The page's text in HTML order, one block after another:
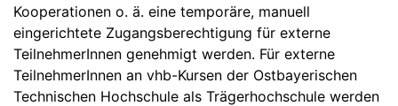
Kooperationen o. ä. eine temporäre, manuell
eingerichtete Zugangsberechtigung für externe
TeilnehmerInnen genehmigt werden. Für externe
TeilnehmerInnen an vhb-Kursen der Ostbayerischen
Technischen Hochschule als Trägerhochschule werden